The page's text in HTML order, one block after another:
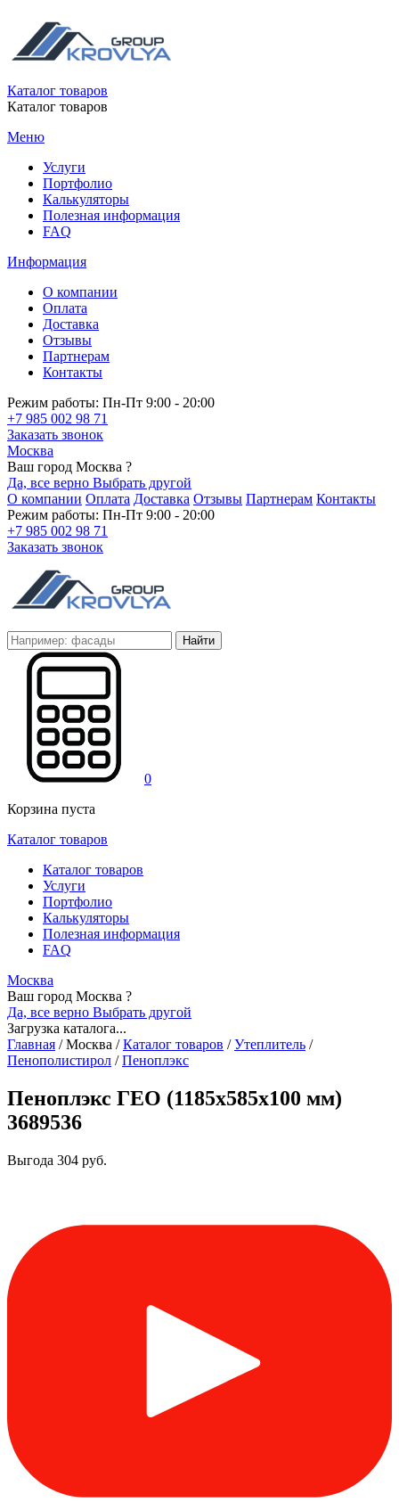
Каталог товаров
Каталог товаров
Меню
Услуги
Портфолио
Калькуляторы
Полезная информация
FAQ
Информация
О компании
Оплата
Доставка
Отзывы
Партнерам
Контакты
Режим работы: Пн-Пт 9:00 - 20:00
+7 985 002 98 71
Заказать звонок
Москва
Ваш город Москва ?
Да, все верно Выбрать другой
О компании Оплата Доставка Отзывы Партнерам Контакты
Режим работы: Пн-Пт 9:00 - 20:00
+7 985 002 98 71
Заказать звонок
Найти
0
Корзина пуста
Каталог товаров
Каталог товаров
Услуги
Портфолио
Калькуляторы
Полезная информация
FAQ
Москва
Ваш город Москва ?
Да, все верно Выбрать другой
Загрузка каталога...
Главная /Москва / Каталог товаров / Утеплитель /
Пенополистирол / Пеноплэкс
Пеноплэкс ГЕО (1185х585х100 мм)
3689536
Выгода 304 руб.